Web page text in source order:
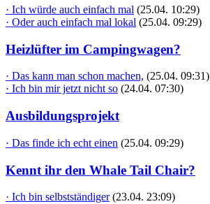
· Ich würde auch einfach mal (25.04. 10:29)
· Oder auch einfach mal lokal (25.04. 09:29)
Heizlüfter im Campingwagen?
· Das kann man schon machen, (25.04. 09:31)
· Ich bin mir jetzt nicht so (24.04. 07:30)
Ausbildungsprojekt
· Das finde ich echt einen (25.04. 09:29)
Kennt ihr den Whale Tail Chair?
· Ich bin selbstständiger (23.04. 23:09)